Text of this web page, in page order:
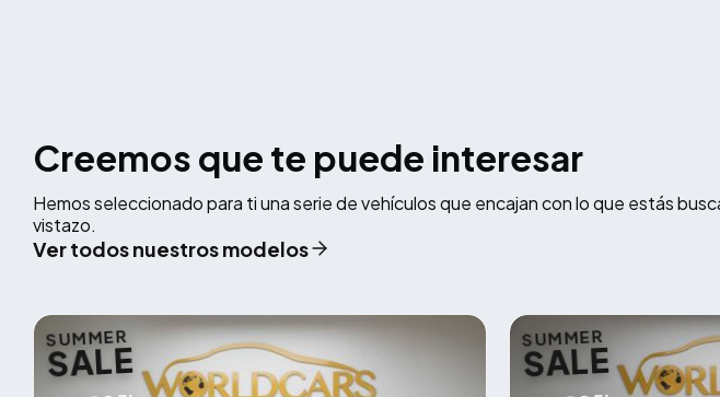
Creemos que te puede interesar
Hemos seleccionado para ti una serie de vehículos que encajan con lo que estás
vistazo.
Ver todos nuestros modelos
SUMMER
SALE
SUMMER
SALE